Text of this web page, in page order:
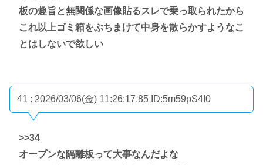
板の趣旨と無関係な画像貼るスレで乗っ取られたから
これ以上ゴミ箱をぶちまけて中身を散らかすようなこ
とはしないで欲しい
41 : 2026/03/06(金) 11:26:17.85 ID:5m59pS4I0
>>34
オープンな隔離板って大事なんだよな